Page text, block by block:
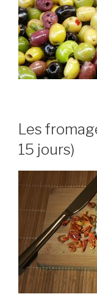
Les
15 jours)